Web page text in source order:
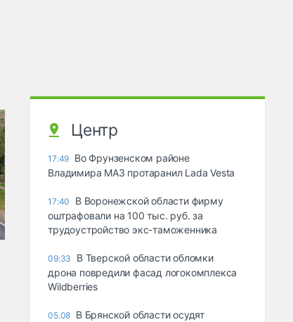
Центр
17:49 Во Фрунзенском районе
Владимира МАЗ протаранил Lada Vesta
17:40
В Воронежской области фирму
оштрафовали на 100 тыс. руб. за
трудоустройство экс-таможенника
09:33
В Тверской области обломки
дрона повредили фасад логокомплекса
Wildberries
05.08 В Брянской области осудят